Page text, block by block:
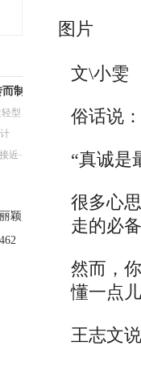
制
型
近
颖
图片
文\小雯
俗话说：
“真诚是
很多心
走的必
然而，
懂一点
王志文